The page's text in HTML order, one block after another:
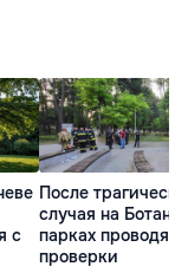
с
После
случая на
парках
проверки